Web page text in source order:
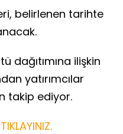
belirlenen tarihte
dağıtımına ilişkin
yatırımcılar
takip ediyor.